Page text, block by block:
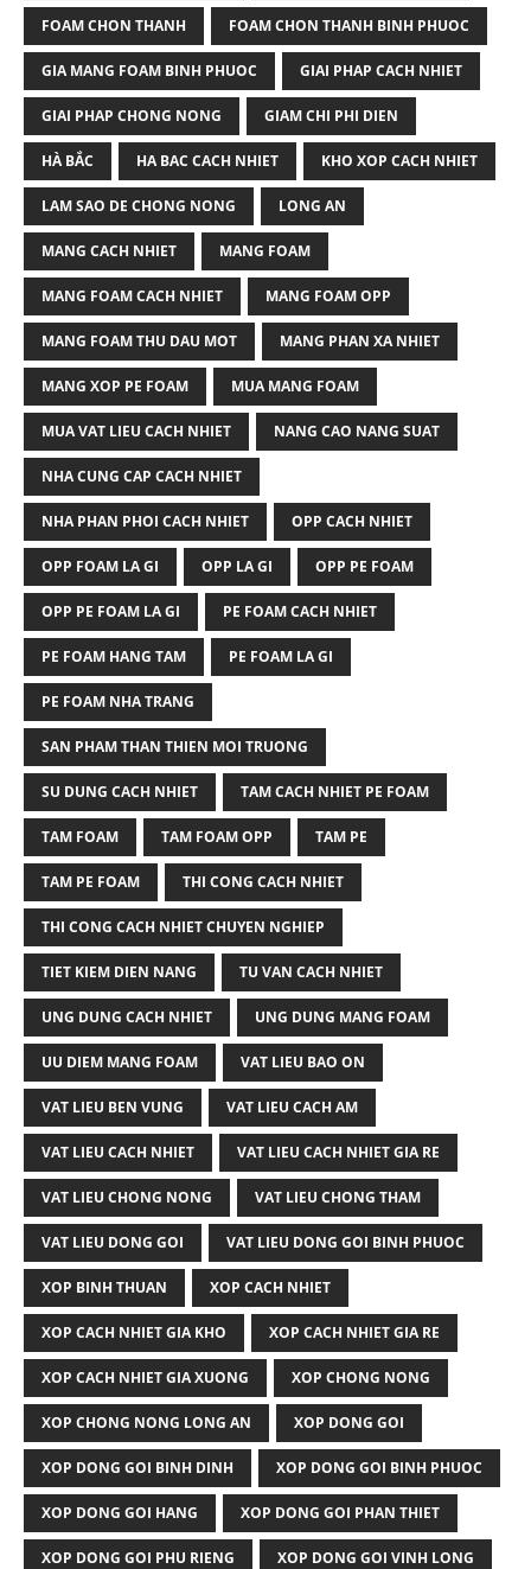
FOAM CHON THANH FOAM CHON THANH BINH PHUOC
GIA MANG FOAM BINH PHUOC GIAI PHAP CACH NHIET
GIAI PHAP CHONG NONG GIAM CHI PHI DIEN
HÀ BẮC HA BAC CACH NHIET KHO XOP CACH NHIET
LAM SAO DE CHONG NONG LONG AN
MANG CACH NHIET MANG FOAM
MANG FOAM CACH NHIET MANG FOAM OPP
MANG FOAM THU DAU MOT MANG PHAN XA NHIET
MANG XOP PE FOAM MUA MANG FOAM
MUA VAT LIEU CACH NHIET NANG CAO NANG SUAT
NHA CUNG CAP CACH NHIET
NHA PHAN PHOI CACH NHIET OPP CACH NHIET
OPP FOAM LA GI OPP LA GI OPP PE FOAM
OPP PE FOAM LA GI PE FOAM CACH NHIET
PE FOAM HANG TAM PE FOAM LA GI
PE FOAM NHA TRANG
SAN PHAM THAN THIEN MOI TRUONG
SU DUNG CACH NHIET TAM CACH NHIET PE FOAM
TAM FOAM TAM FOAM OPP TAM PE
TAM PE FOAM THI CONG CACH NHIET
THI CONG CACH NHIET CHUYEN NGHIEP
TIET KIEM DIEN NANG TU VAN CACH NHIET
UNG DUNG CACH NHIET UNG DUNG MANG FOAM
UU DIEM MANG FOAM VAT LIEU BAO ON
VAT LIEU BEN VUNG VAT LIEU CACH AM
VAT LIEU CACH NHIET VAT LIEU CACH NHIET GIA RE
VAT LIEU CHONG NONG VAT LIEU CHONG THAM
VAT LIEU DONG GOI VAT LIEU DONG GOI BINH PHUOC
XOP BINH THUAN XOP CACH NHIET
XOP CACH NHIET GIA KHO XOP CACH NHIET GIA RE
XOP CACH NHIET GIA XUONG XOP CHONG NONG
XOP CHONG NONG LONG AN XOP DONG GOI
XOP DONG GOI BINH DINH XOP DONG GOI BINH PHUOC
XOP DONG GOI HANG XOP DONG GOI PHAN THIET
XOP DONG GOI PHU RIENG XOP DONG GOI VINH LONG